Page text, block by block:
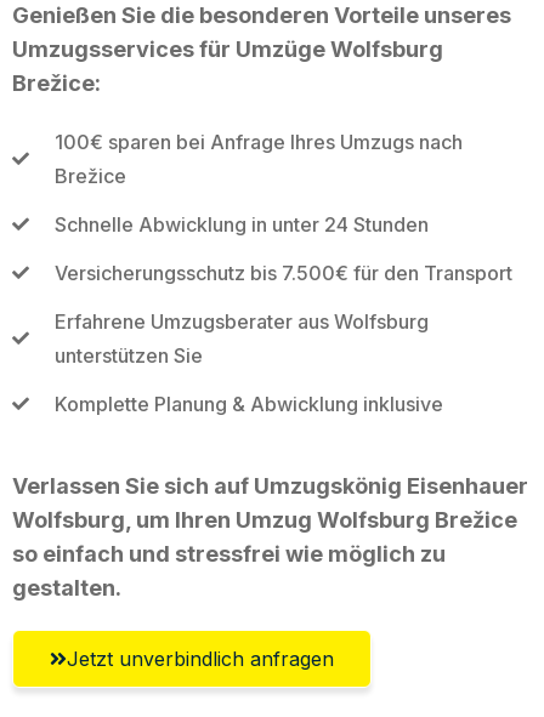
Genießen Sie die besonderen Vorteile unseres
Umzugsservices für Umzüge Wolfsburg
Brežice:
100€ sparen bei Anfrage Ihres Umzugs nach
Brežice
Schnelle Abwicklung in unter 24 Stunden
Versicherungsschutz bis 7.500€ für den Transport
Erfahrene Umzugsberater aus Wolfsburg
unterstützen Sie
Komplette Planung & Abwicklung inklusive
Verlassen Sie sich auf Umzugskönig Eisenhauer
Wolfsburg, um Ihren Umzug Wolfsburg Brežice
so einfach und stressfrei wie möglich zu
gestalten.
Jetzt unverbindlich anfragen